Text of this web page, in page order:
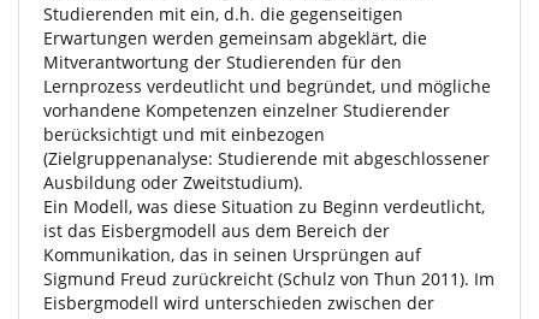
Studierenden mit ein, d.h. die gegenseitigen
Erwartungen werden gemeinsam abgeklärt, die
Mitverantwortung der Studierenden für den
Lernprozess verdeutlicht und begründet, und mögliche
vorhandene Kompetenzen einzelner Studierender
berücksichtigt und mit einbezogen
(Zielgruppenanalyse: Studierende mit abgeschlossener
Ausbildung oder Zweitstudium).
Ein Modell, was diese Situation zu Beginn verdeutlicht,
ist das Eisbergmodell aus dem Bereich der
Kommunikation, das in seinen Ursprüngen auf
Sigmund Freud zurückreicht (Schulz von Thun 2011). Im
Eisbergmodell wird unterschieden zwischen der